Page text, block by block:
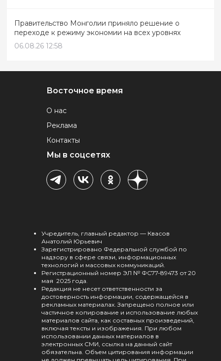
Правительство Монголии приняло решение о
переходе к режиму экономии на всех уровнях
06.08.26 12:58
Восточное время
О нас
Реклама
Контакты
Мы в соцсетях
Учредитель, главный редактор — Квасов
Анатолий Юрьевич
Зарегистрировано Федеральной службой по
надзору в сфере связи, информационных
технологий и массовых коммуникаций.
Регистрационный номер ЭЛ № ФС77-89473 от 20
мая 2025 года.
Редакция не несет ответственности за
достоверность информации, содержащейся в
рекламных материалах. Запрещено полное или
частичное копирование и использование любых
материалов сайта, как составных произведений,
включая тексты и изображения. При любом
использовании данных материалов в
электронных СМИ, ссылка на данный сайт
обязательна. Объем цитирования информации